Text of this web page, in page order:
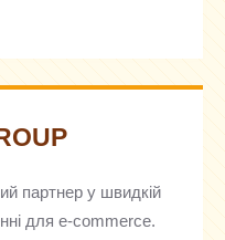
партнер у швидкій
для e-commerce.